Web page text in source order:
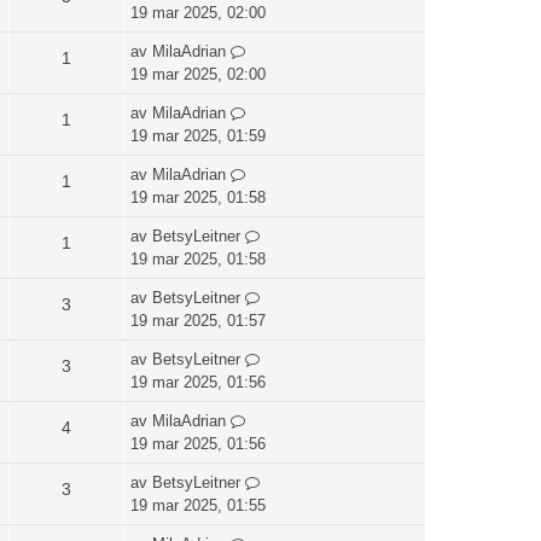
19 mar 2025, 02:00
1 av MilaAdrian
19 mar 2025, 02:00
1 av MilaAdrian
19 mar 2025, 01:59
1 av MilaAdrian
19 mar 2025, 01:58
1 av BetsyLeitner
19 mar 2025, 01:58
3 av BetsyLeitner
19 mar 2025, 01:57
3 av BetsyLeitner
19 mar 2025, 01:56
4 av MilaAdrian
19 mar 2025, 01:56
3 av BetsyLeitner
19 mar 2025, 01:55